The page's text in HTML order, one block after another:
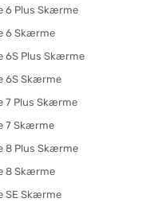
6 Plus Skærme
6 Skærme
6S Plus Skærme
6S Skærme
7 Plus Skærme
7 Skærme
8 Plus Skærme
8 Skærme
SE Skærme